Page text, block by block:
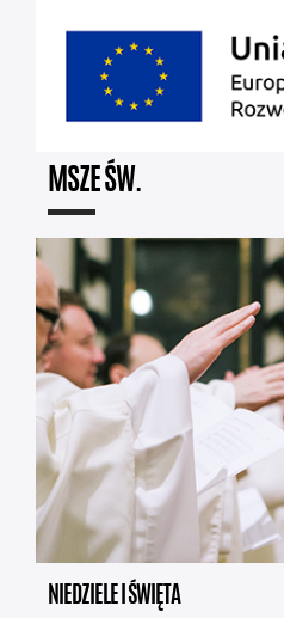
MSZE ŚW.
NIEDZIELE I ŚWIĘTA